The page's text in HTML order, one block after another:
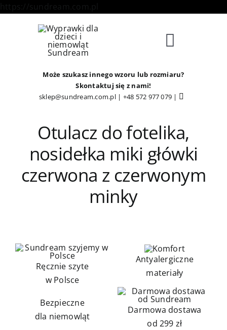
Toggle
Sklep
Strefa Klienta
Informacje
Może szukasz innego wzoru lub rozmiaru?
Skontaktuj się z nami!
sklep@sundream.com.pl| +48 572 977 079 |
Otulacz do fotelika,
nosidełka miki główki
czerwona z czerwonym
minky
Ręcznie szyte
w Polsce
Antyalergiczne
materiały
Bezpieczne
dla niemowląt
Darmowa dostawa
od 299 zł